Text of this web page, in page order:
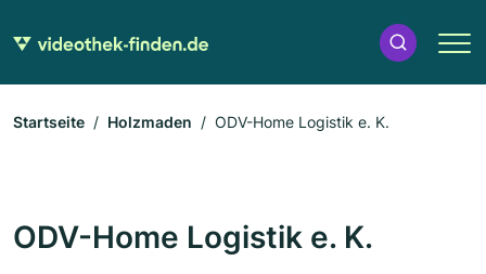
Startseite Holzmaden ODV-Home Logistik e. K.
ODV-Home Logistik e. K.